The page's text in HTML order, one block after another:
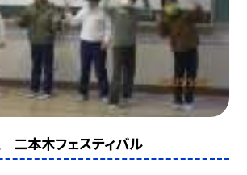
二本木フェスティバル